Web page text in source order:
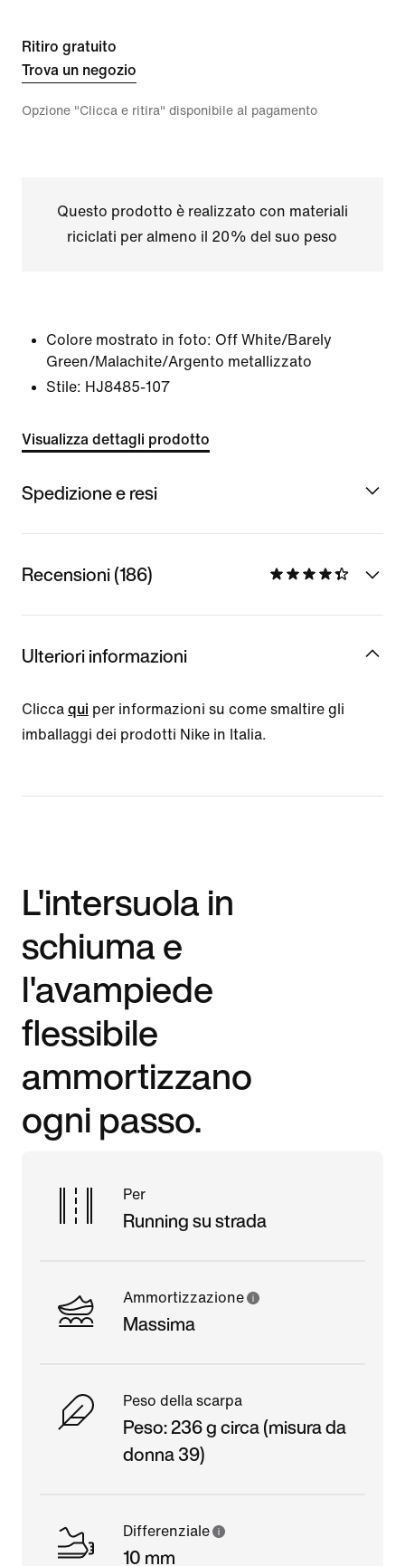
Ritiro gratuito
Trova un negozio
Opzione "Clicca e ritira" disponibile al pagamento
Questo prodotto è realizzato con materiali
riciclati per almeno il 20% del suo peso
Colore mostrato in foto: Off White/Barely
Green/Malachite/Argento metallizzato
Stile: HJ8485-107
Visualizza dettagli prodotto
Spedizione e resi
Recensioni (186)
Ulteriori informazioni
Clicca qui per informazioni su come smaltire gli
imballaggi dei prodotti Nike in Italia.
L'intersuola in
schiuma e
l'avampiede
flessibile
ammortizzano
ogni passo.
Per
Running su strada
Ammortizzazione
Massima
Peso della scarpa
Peso: 236 g circa (misura da
donna 39)
Differenziale
10 mm